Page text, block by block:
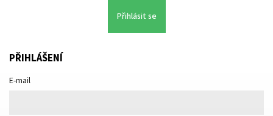
Přihlásit se
PŘIHLÁŠENÍ
E-mail